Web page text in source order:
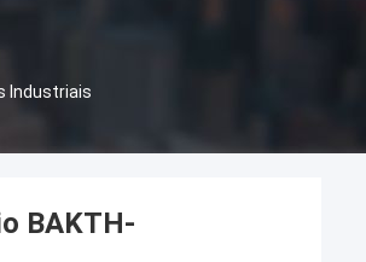
Orçamento
Industriais
BAKTH-